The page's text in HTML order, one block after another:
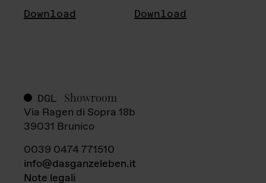
Download Download
DGL Showroom
Via Ragen di Sopra 18b
39031 Brunico
0039 0474 771510
info@dasganzeleben.it
Note legali